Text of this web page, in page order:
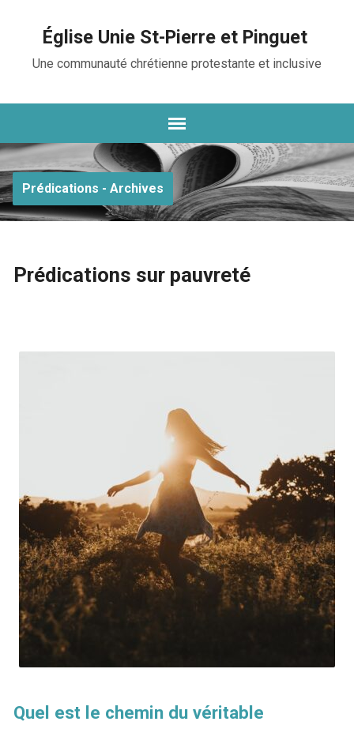
Église Unie St-Pierre et Pinguet
Une communauté chrétienne protestante et inclusive
Prédications - Archives
Prédications sur pauvreté
Quel est le chemin du véritable